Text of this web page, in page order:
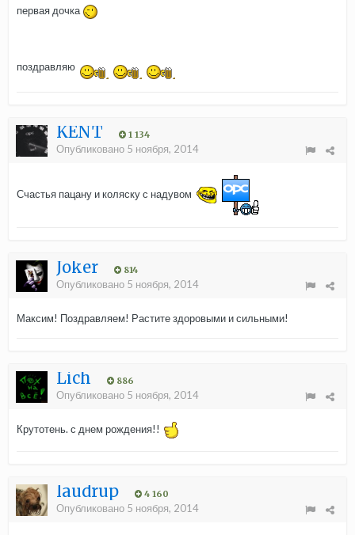
первая дочка
поздравляю
KENT 1 134
Опубликовано 5 ноября, 2014
Счастья пацану и коляску с надувом
Joker 814
Опубликовано 5 ноября, 2014
Максим! Поздравляем! Растите здоровыми и сильными!
Lich 886
Опубликовано 5 ноября, 2014
Крутотень. с днем рождения!!
laudrup 4 160
Опубликовано 5 ноября, 2014